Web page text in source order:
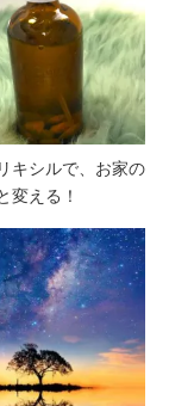
キシルで、お家の
変える！